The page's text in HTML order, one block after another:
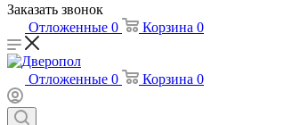
Заказать звонок
Отложенные 0 Корзина 0
Отложенные 0 Корзина 0